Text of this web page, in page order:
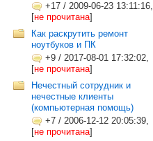
+17 / 2009-06-23 13:11:16,
[не прочитана]
Как раскрутить ремонт
ноутбуков и ПК
+9 / 2017-08-01 17:32:02,
[не прочитана]
Нечестный сотрудник и
нечестные клиенты
(компьютерная помощь)
+7 / 2006-12-12 20:05:39,
[не прочитана]